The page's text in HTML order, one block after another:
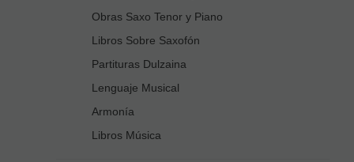
Obras Saxo Tenor y Piano
Libros Sobre Saxofón
Partituras Dulzaina
Lenguaje Musical
Armonía
Libros Música